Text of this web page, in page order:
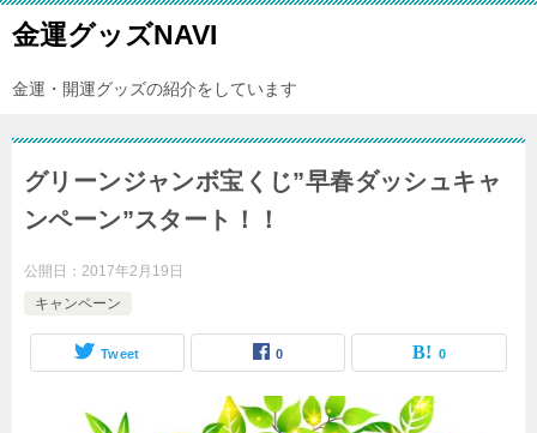
金運グッズNAVI
金運・開運グッズの紹介をしています
グリーンジャンボ宝くじ”早春ダッシュキャ
ンペーン”スタート！！
公開日： 2017年2月19日
キャンペーン
Tweet 0 0